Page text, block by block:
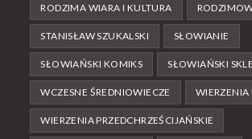
RODZIMA WIARA I KULTURA
STANISŁAW SZUKALSKI SŁOWIANIE
SŁOWIAŃSKI KOMIKS SŁOWIAŃSKI
WCZESNE ŚREDNIOWIECZE WIERZENIA
WIERZENIA PRZEDCHRZEŚCIJAŃSKIE